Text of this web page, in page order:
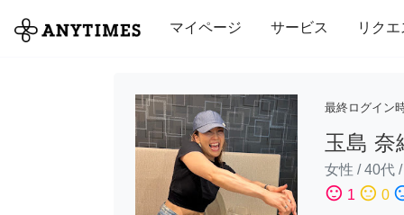
マイページ サービス リクエ
全て 修理・組立 家事 引っ越し
最終ログイン
玉島 奈
女性 /40代 /
sentiment_satisfied 1 sentiment_neutral 0